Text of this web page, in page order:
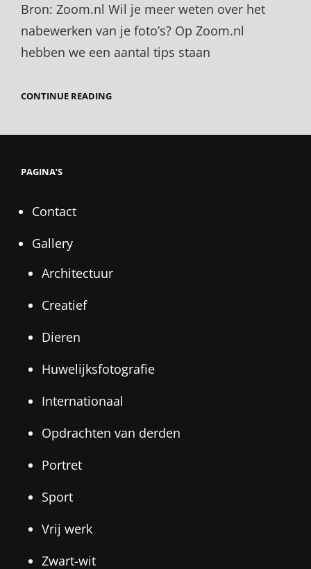
Bron: Zoom.nl Wil je meer weten over het
nabewerken van je foto’s? Op Zoom.nl
hebben we een aantal tips staan
CONTINUE READINGHEEL
PAGINA’S
Contact
Gallery
Architectuur
Creatief
Dieren
Huwelijksfotografie
Internationaal
Opdrachten van derden
Portret
Sport
Vrij werk
Zwart-wit